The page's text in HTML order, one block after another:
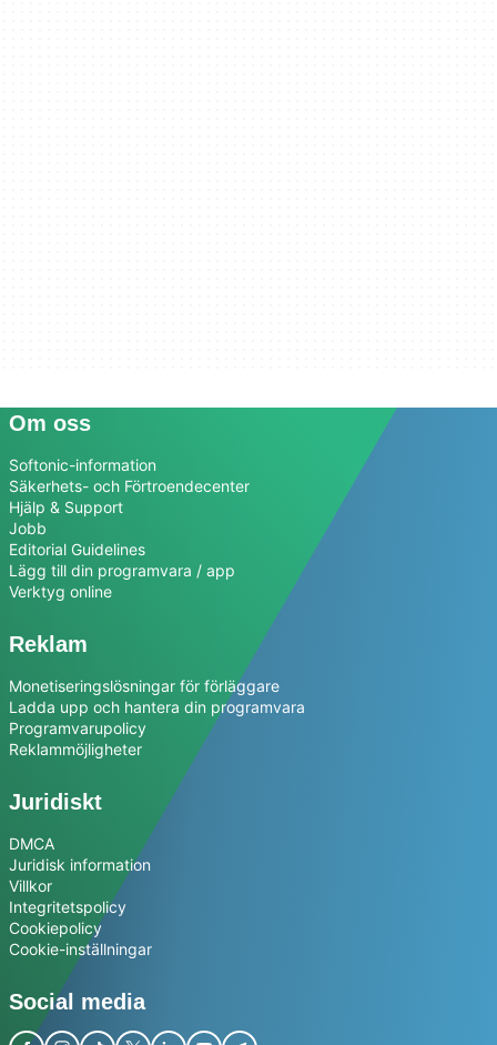
Om oss
Softonic-information
Säkerhets- och Förtroendecenter
Hjälp & Support
Jobb
Editorial Guidelines
Lägg till din programvara / app
Verktyg online
Reklam
Monetiseringslösningar för förläggare
Ladda upp och hantera din programvara
Programvarupolicy
Reklammöjligheter
Juridiskt
DMCA
Juridisk information
Villkor
Integritetspolicy
Cookiepolicy
Cookie-inställningar
Social media